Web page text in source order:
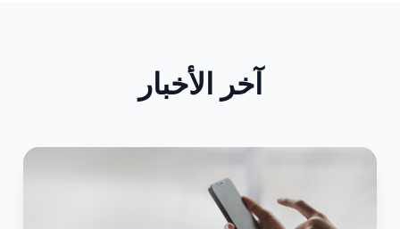
آخر الأخبار